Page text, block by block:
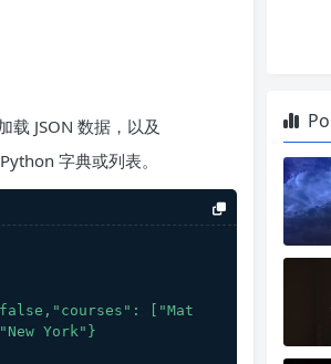
载 JSON 数据，以及
字典或列表。
["Mat
York"}